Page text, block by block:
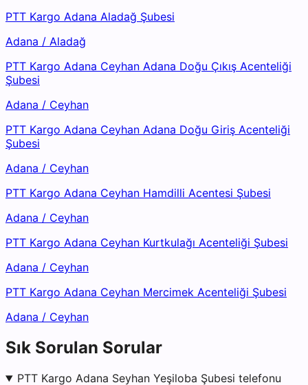
PTT Kargo Adana Aladağ Şubesi
Adana / Aladağ
PTT Kargo Adana Ceyhan Adana Doğu Çıkış Acenteliği
Şubesi
Adana / Ceyhan
PTT Kargo Adana Ceyhan Adana Doğu Giriş Acenteliği
Şubesi
Adana / Ceyhan
PTT Kargo Adana Ceyhan Hamdilli Acentesi Şubesi
Adana / Ceyhan
PTT Kargo Adana Ceyhan Kurtkulağı Acenteliği Şubesi
Adana / Ceyhan
PTT Kargo Adana Ceyhan Mercimek Acenteliği Şubesi
Adana / Ceyhan
Sık Sorulan Sorular
PTT Kargo Adana Seyhan Yeşiloba Şubesi telefonu